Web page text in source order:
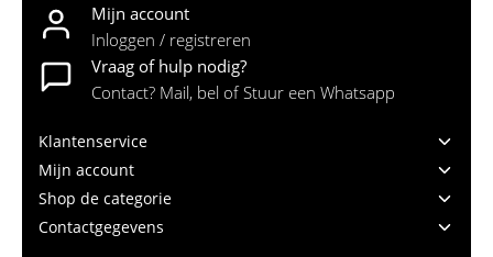
Mijn account
Inloggen / registreren
Vraag of hulp nodig?
Contact? Mail, bel of Stuur een Whatsapp
Klantenservice
Mijn account
Shop de categorie
Contactgegevens